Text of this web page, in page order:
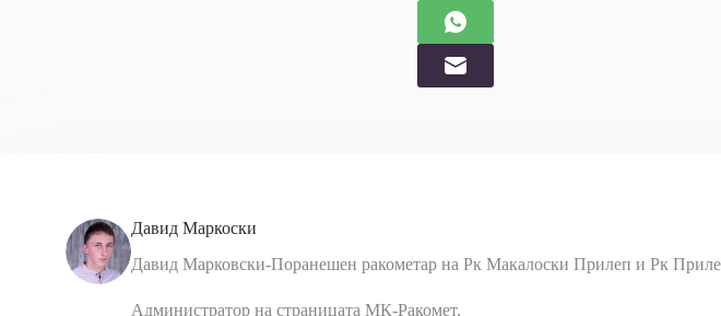
Давид Маркоски
Давид Марковски-Поранешен ракометар на Рк Макалоски Прилеп и Рк
Администратор на страницата МК-Ракомет.